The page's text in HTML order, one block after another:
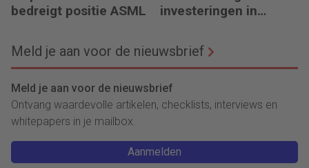
bedreigt positie ASML
investeringen in
Meld je aan voor de nieuwsbrief
Meld je aan voor de nieuwsbrief
Ontvang waardevolle artikelen, checklists, interviews en
whitepapers in je mailbox.
Aanmelden